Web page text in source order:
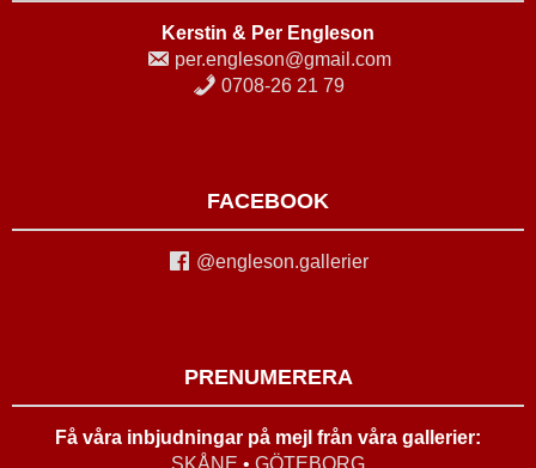
Kerstin & Per Engleson
per.engleson@gmail.com
0708-26 21 79
FACEBOOK
@engleson.gallerier
PRENUMERERA
Få våra inbjudningar på mejl från våra gallerier: